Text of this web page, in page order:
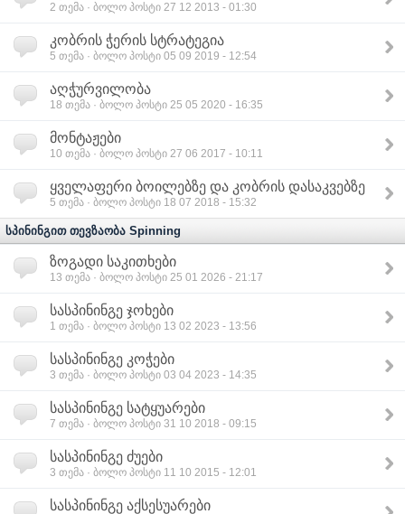
2 თემა · ბოლო პოსტი 27 12 2013 - 01:30
კობრის ჭერის სტრატეგია
5 თემა · ბოლო პოსტი 05 09 2019 - 12:54
აღჭურვილობა
18 თემა · ბოლო პოსტი 25 05 2020 - 16:35
მონტაჟები
10 თემა · ბოლო პოსტი 27 06 2017 - 10:11
ყველაფერი ბოილებზე და კობრის დასაკვებზე
5 თემა · ბოლო პოსტი 18 07 2018 - 15:32
სპინინგით თევზაობა Spinning
ზოგადი საკითხები
13 თემა · ბოლო პოსტი 25 01 2026 - 21:17
სასპინინგე ჯოხები
1 თემა · ბოლო პოსტი 13 02 2023 - 13:56
სასპინინგე კოჭები
3 თემა · ბოლო პოსტი 03 04 2023 - 14:35
სასპინინგე სატყუარები
7 თემა · ბოლო პოსტი 31 10 2018 - 09:15
სასპინინგე ძუები
3 თემა · ბოლო პოსტი 11 10 2015 - 12:01
სასპინინგე აქსესუარები